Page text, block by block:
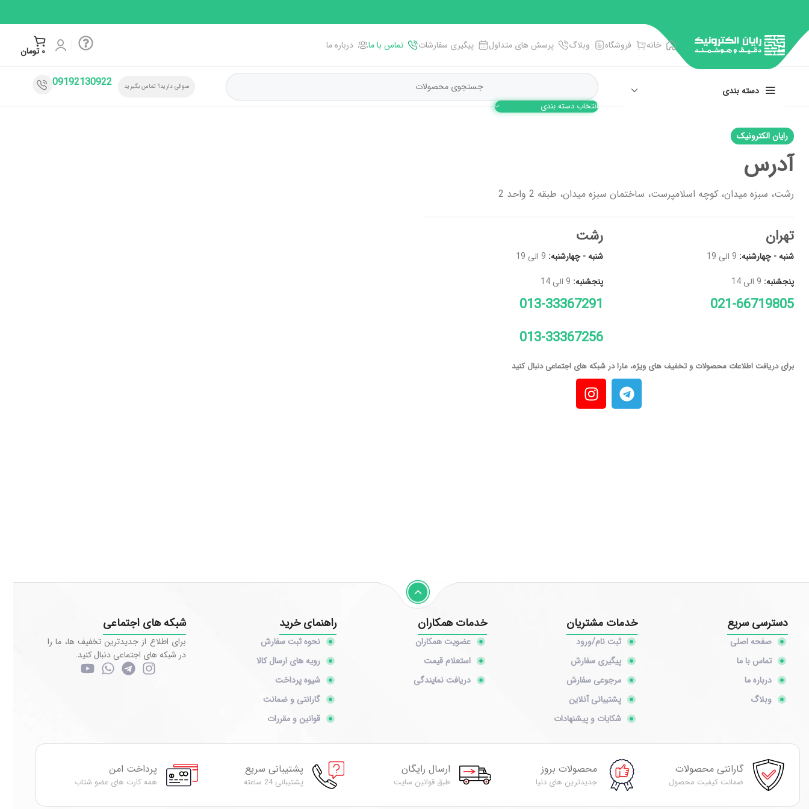
خانه فروشگاه وبلاگ پرسش های متداول پیگیری سفارشات تماس با ما درباره ما ۰ تومان
دسته بندی
انبر، آچار، پنس
تجهیزات اندازه گیری
سوکت و سرسیم زن
فرز و فرچه سیمی
انتخاب دسته بندی
سوالی دارید؟ تماس بگیرید 09192130922
رایان الکترونیک
آدرس
رشت، سبزه میدان، کوچه اسلامپرست، ساختمان سبزه میدان، طبقه 2 واحد 2
تهران
شنبه - چهارشنبه:
پنجشنبه:
021-66719805
رشت
شنبه - چهارشنبه:
پنجشنبه:
013-33367291
013-33367256
برای دریافت اطلاعات محصولات و تخفیف های ویژه، مارا در شبکه های اجتماعی دنبال کنید
دسترسی سریع
صفحه اصلی
تماس با ما
درباره ما
وبلاگ
خدمات مشتریان
ثبت نام/ورود
پیگیری سفارش
مرجوعی سفارش
پشتیبانی آنلاین
شکایات و پیشنهادات
خدمات همکاران
عضویت همکاران
استعلام قیمت
دریافت نمایندگی
راهنمای خرید
نحوه ثبت سفارش
رویه های ارسال کالا
شیوه پرداخت
گارانتی و ضمانت
قوانین و مقررات
شبکه های اجتماعی
برای اطلاع از جدیدترین تخفیف ها، ما را
در شبکه های اجتماعی دنبال کنید.
گارانتی محصولات
ضمانت کیفیت محصول
محصولات بروز
جدیدترین های دنیا
ارسال رایگان
طبق قوانین سایت
پشتیبانی سریع
پشتیبانی 24 ساعته
پرداخت امن
همه کارت های عضو شتاب